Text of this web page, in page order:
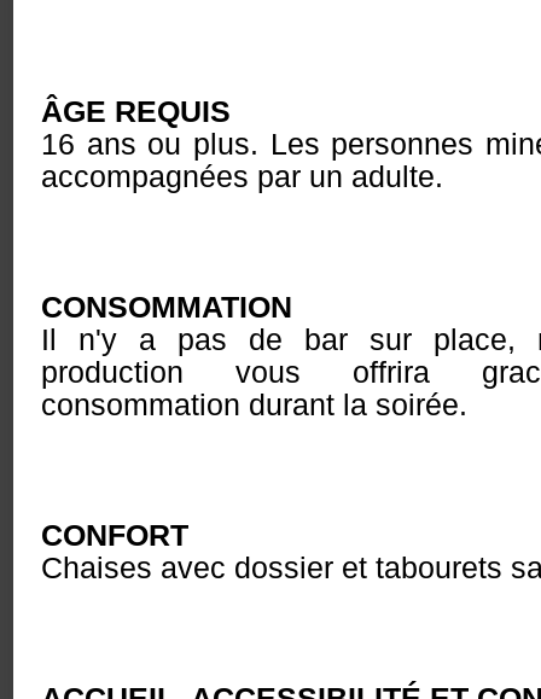
ÂGE REQUIS
16 ans ou plus. Les personnes
accompagnées par un adulte.
CONSOMMATION
Il n'y a pas de bar sur place,
production vous offrira
consommation durant la soirée.
CONFORT
Chaises avec dossier et tabourets